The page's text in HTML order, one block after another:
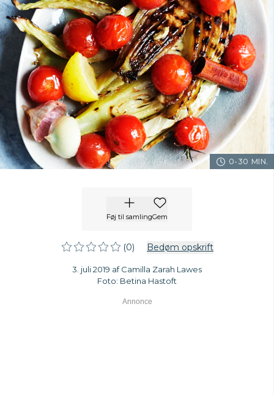
0-30 MIN.
Føj til samlingGem
(0) Bedøm opskrift
3. juli 2019 af Camilla Zarah Lawes
Foto: Betina Hastoft